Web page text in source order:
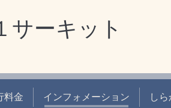
ーキット
料金 インフォメーション し